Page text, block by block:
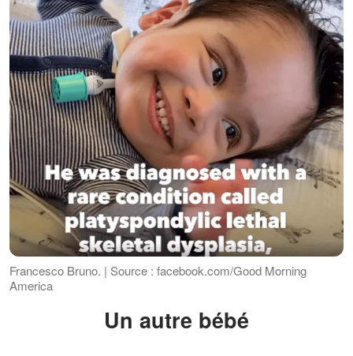
Francesco Bruno. | Source : facebook.com/Good Morning
America
Un autre bébé